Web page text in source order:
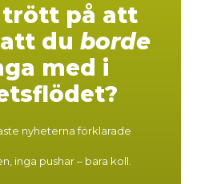
trött på att
du borde
med i
nyheterna förklarade
inga pushar – bara koll.